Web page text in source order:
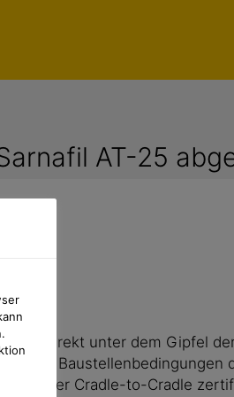
AT-25
Direkt unter dem Gipfel
Baustellenbedingungen
mit der Cradle-to-Cradle